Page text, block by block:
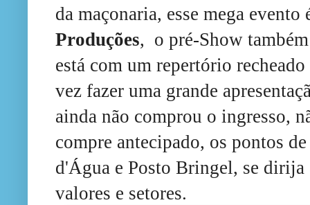
da maçonaria, esse mega
Produções, o pré-Show
está com um repertório
vez fazer uma grande
ainda não comprou o ingresso,
compre antecipado, os pontos
d'Água e Posto Bringel, se dirija
valores e setores.